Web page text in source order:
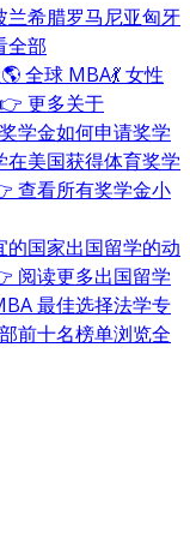
兰希腊罗马尼亚匈牙
全部
🌎 全球 MBA💃 女性
👉 更多关于
学金如何申请奖学
在美国获得体育奖学
查看所有奖学金小
的国家出国留学的动
阅读更多出国留学
最佳选择法学专
前十名榜单浏览全